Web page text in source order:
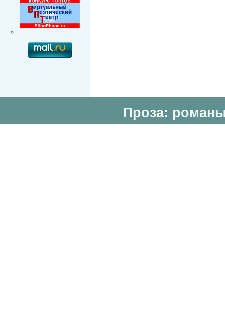
Проза: